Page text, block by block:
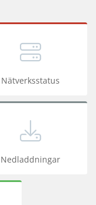
Nätverksstatus
Nedladdningar